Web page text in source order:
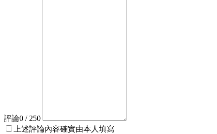
評論0 / 250
上述評論內容確實由本人填寫